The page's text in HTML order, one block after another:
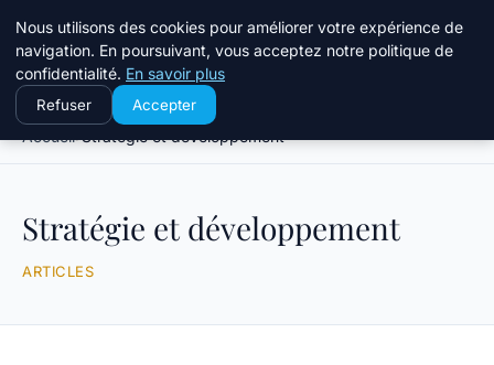
Travail Saisonnier
Accueil Stratégie et développement
Stratégie et développement
ARTICLES
Nous utilisons des cookies pour améliorer votre expérience de
navigation. En poursuivant, vous acceptez notre politique de
confidentialité. En savoir plus
Refuser Accepter